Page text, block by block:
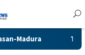
Aksi Curat, Curas